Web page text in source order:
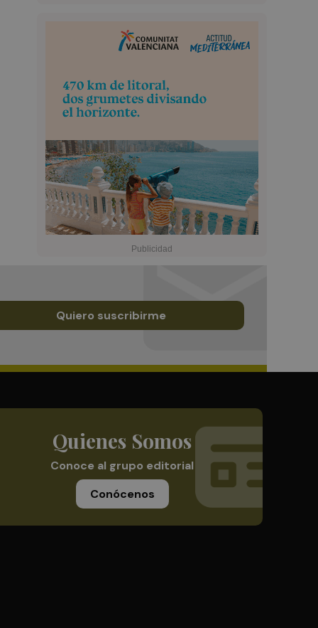
Quiero suscribirme
Quienes Somos
Conoce al grupo editorial
Conócenos